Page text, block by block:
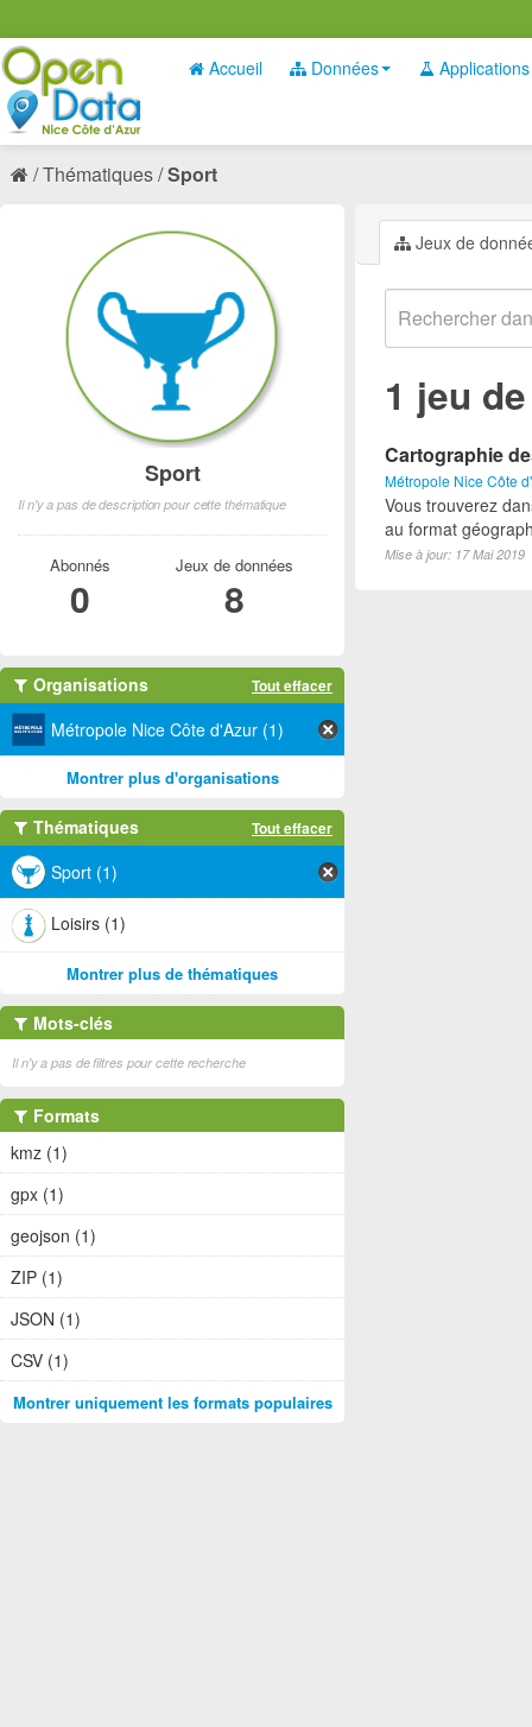
Accueil Données Applications
Thématiques Sport
Jeux de
1 jeu
Cartographie
Métropole Nice Côte
Vous trouverez
au format
Mise à jour: 17 Mai 2019
Sport
Il n'y a pas de description pour cette thématique
Abonnés
0
Jeux de données
8
Organisations Tout effacer
Métropole Nice Côte d'Azur (1)
Montrer plus d'organisations
Thématiques Tout effacer
Sport (1)
Loisirs (1)
Montrer plus de thématiques
Mots-clés
Il n'y a pas de filtres pour cette recherche
Formats
kmz (1)
gpx (1)
geojson (1)
ZIP (1)
JSON (1)
CSV (1)
Montrer uniquement les formats populaires